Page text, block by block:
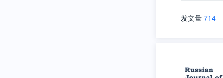
发文量 714